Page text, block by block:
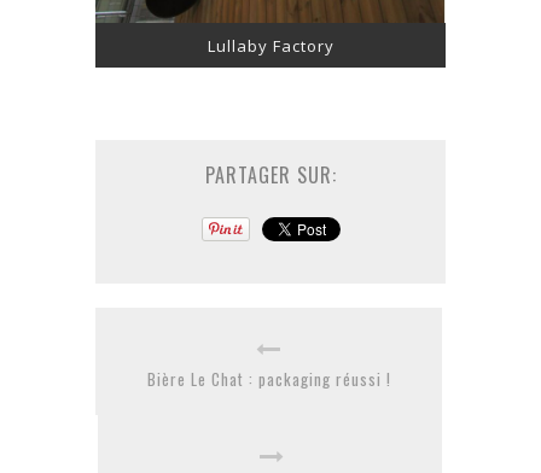
Lullaby Factory
PARTAGER SUR:
Bière Le Chat : packaging réussi !